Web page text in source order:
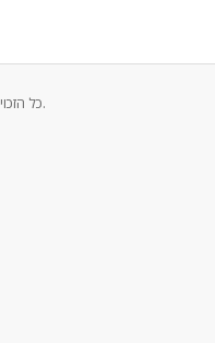
זכויות יוצרים © 2026 ParaBlogueiros כל הזכויות שמורות.